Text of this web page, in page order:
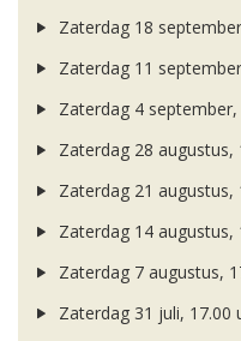
Zaterdag 18
Zaterdag 11
Zaterdag 4 september,
Zaterdag 28 augustus,
Zaterdag 21 augustus,
Zaterdag 14 augustus,
Zaterdag 7 augustus,
Zaterdag 31 juli, 17.00